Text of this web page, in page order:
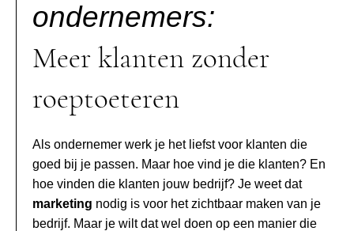
ondernemers:
Meer klanten zonder
roeptoeteren
Als ondernemer werk je het liefst voor klanten die
goed bij je passen. Maar hoe vind je die klanten? En
hoe vinden die klanten jouw bedrijf? Je weet dat
marketing nodig is voor het zichtbaar maken van je
bedrijf. Maar je wilt dat wel doen op een manier die